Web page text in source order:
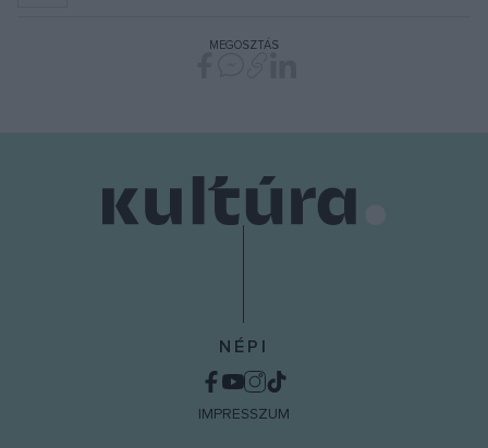
MEGOSZTÁS
NÉPI
IMPRESSZUM